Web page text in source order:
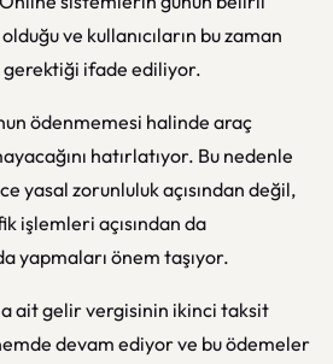
ve kullanıcıların bu zaman
ifade ediliyor.
ödenmemesi halinde araç
hatırlatıyor. Bu nedenle
yasal zorunluluk açısından değil,
işlemleri açısından da
yapmaları önem taşıyor.
ait gelir vergisinin ikinci taksit
devam ediyor ve bu ödemeler